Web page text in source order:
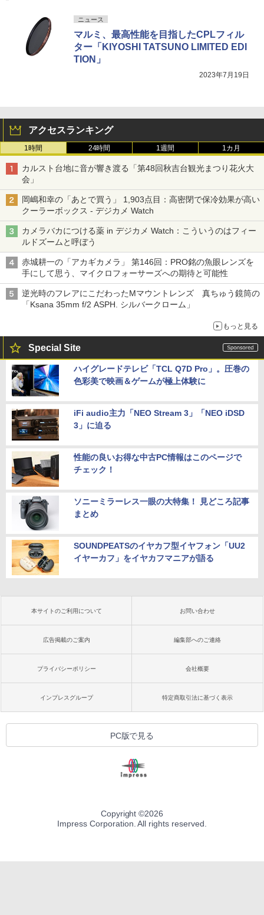
ニュース
マルミ、最高性能を目指したCPLフィル
ター「KIYOSHI TATSUNO LIMITED EDI
TION」
2023年7月19日
アクセスランキング
1時間 24時間 1週間 1カ月
カルスト台地に音が響き渡る「第48回秋吉台観光まつり花火大
会」
岡嶋和幸の「あとで買う」 1,903点目：高密閉で保冷効果が高い
クーラーボックス - デジカメ Watch
カメラバカにつける薬 in デジカメ Watch：こういうのはフィー
ルドズームと呼ぼう
赤城耕一の「アカギカメラ」 第146回：PRO銘の魚眼レンズを
手にして思う、マイクロフォーサーズへの期待と可能性
逆光時のフレアにこだわったMマウントレンズ 真ちゅう鏡筒の
「Ksana 35mm f/2 ASPH. シルバークローム」
もっと見る
Special Site
ハイグレードテレビ「TCL Q7D Pro」。圧巻の
色彩美で映画＆ゲームが極上体験に
iFi audio主力「NEO Stream 3」「NEO iDSD
3」に迫る
性能の良いお得な中古PC情報はこのページで
チェック！
ソニーミラーレス一眼の大特集！ 見どころ記事
まとめ
SOUNDPEATSのイヤカフ型イヤフォン「UU2
イヤーカフ」をイヤカフマニアが語る
本サイトのご利用について お問い合わせ
広告掲載のご案内 編集部へのご連絡
プライバシーポリシー 会社概要
インプレスグループ 特定商取引法に基づく表示
PC版で見る
Copyright ©2026
Impress Corporation. All rights reserved.